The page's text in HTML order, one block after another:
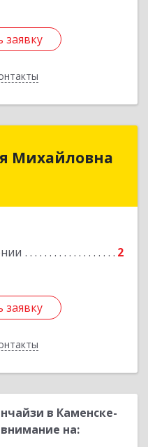
Михайловна
2
Михайловна
в Каменске-
на: